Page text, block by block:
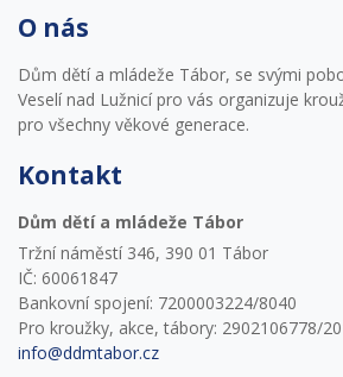
O nás
Dům dětí a mládeže Tábor, se svými
Veselí nad Lužnicí pro vás organizuje
pro všechny věkové generace.
Kontakt
Dům dětí a mládeže Tábor
Tržní náměstí 346, 390 01 Tábor
IČ: 60061847
Bankovní spojení: 7200003224/8040
Pro kroužky, akce, tábory: 2902106778/
info@ddmtabor.cz